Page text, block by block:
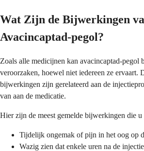
Wat Zijn de Bijwerkingen
Avacincaptad-pegol?
Zoals alle medicijnen kan avacincaptad-pegol
veroorzaken, hoewel niet iedereen ze ervaart.
bijwerkingen zijn gerelateerd aan de
van aan de medicatie.
Hier zijn de meest gemelde bijwerkingen die u
Tijdelijk ongemak of pijn in het oog op
Wazig zien dat enkele uren na de